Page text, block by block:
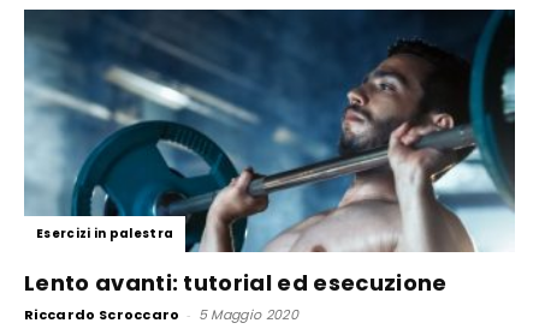
Esercizi in palestra
Lento avanti: tutorial ed esecuzione
Riccardo Scroccaro - 5 Maggio 2020